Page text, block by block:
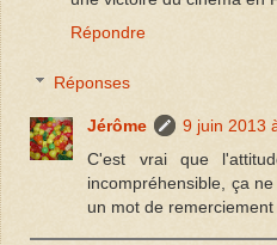
Répondre
Réponses
Jérôme
9 juin 2013
C'est vrai que
incompréhensible, ça
un mot de remerciement